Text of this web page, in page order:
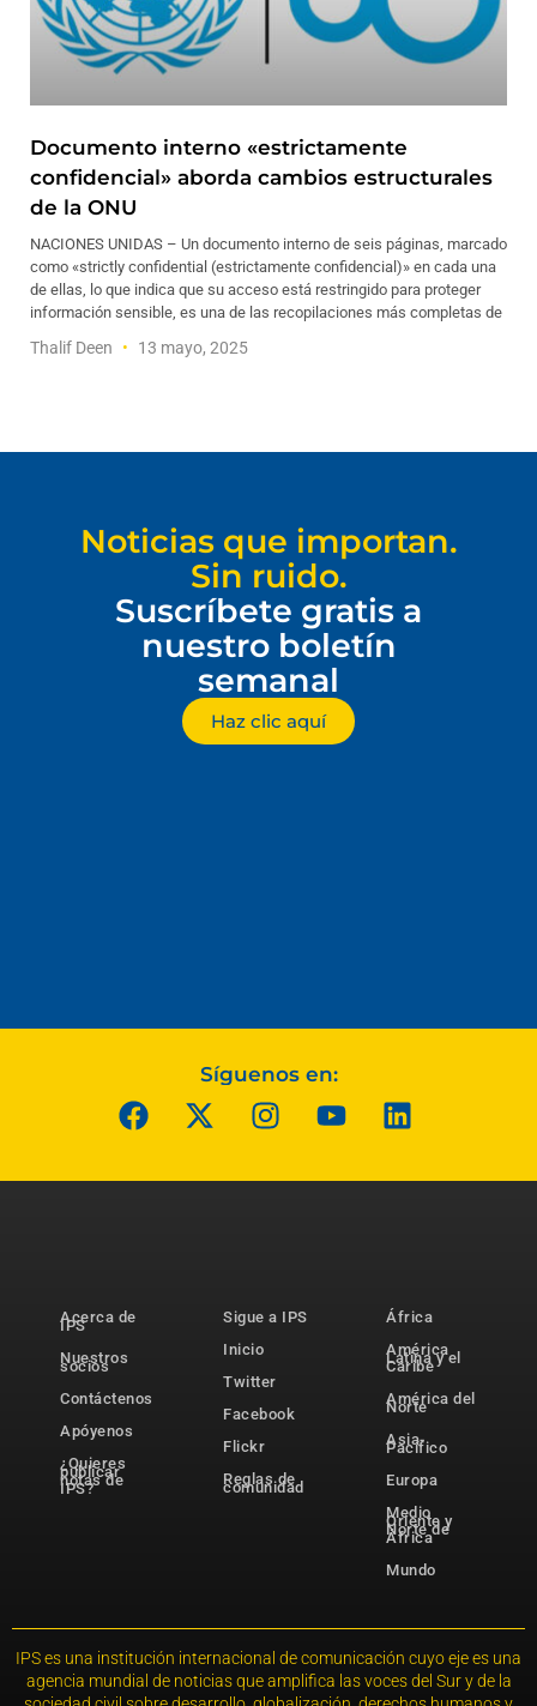
Documento interno «estrictamente
confidencial» aborda cambios estructurales
de la ONU
NACIONES UNIDAS – Un documento interno de seis páginas, marcado
como «strictly confidential (estrictamente confidencial)» en cada una
de ellas, lo que indica que su acceso está restringido para proteger
información sensible, es una de las recopilaciones más completas de
Thalif Deen 13 mayo, 2025
Noticias que importan.
Sin ruido.
Suscríbete gratis a
nuestro boletín
semanal
Haz clic aquí
Síguenos en:
Acerca de
IPS
Nuestros
socios
Contáctenos
Apóyenos
¿Quieres
publicar
notas de
IPS?
Sigue a IPS
Inicio
Twitter
Facebook
Flickr
Reglas de
comunidad
África
América
Latina y el
Caribe
América del
Norte
Asia-
Pacífico
Europa
Medio
Oriente y
Norte de
África
Mundo
IPS es una institución internacional de comunicación cuyo eje es una
agencia mundial de noticias que amplifica las voces del Sur y de la